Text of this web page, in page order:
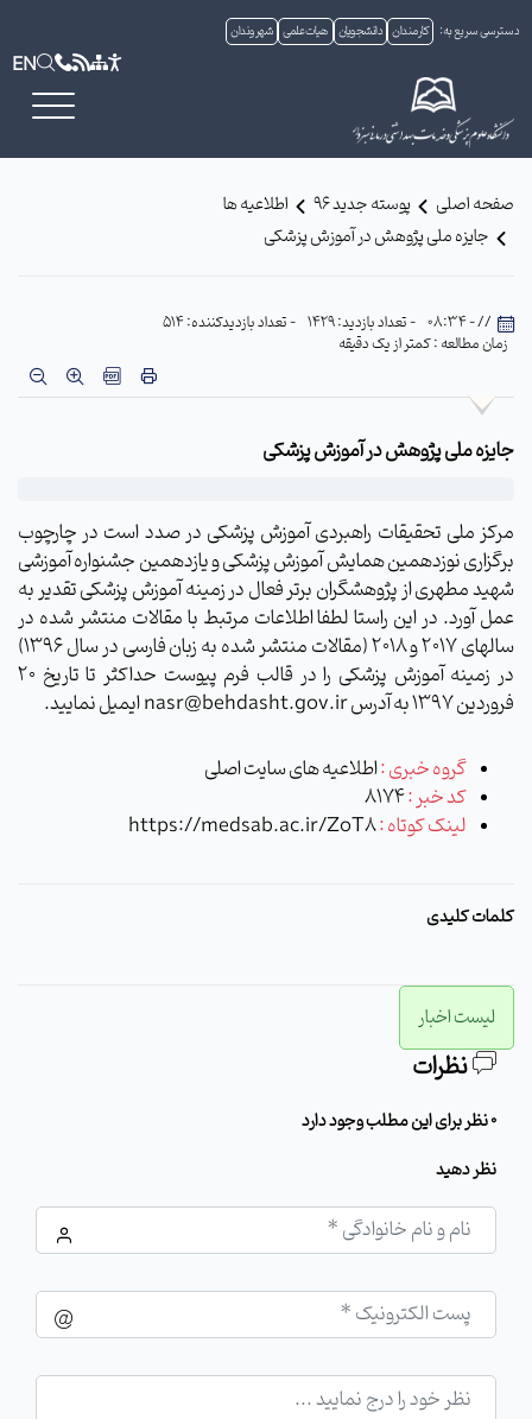
دسترسی سریع به: کارمندان دانشجویان هیات علمی شهروندان
EN
صفحه اصلی پوسته جدید 96
اطلاعیه ها
جایزه ملی پژوهش در آموزش پزشکی
// - 08:34 - تعداد بازدید: 1429
- تعداد بازدیدکننده: 514
زمان مطالعه : کمتر از یک دقیقه
جایزه ملی پژوهش در آموزش پزشکی
مرکز ملی تحقیقات راهبردی آموزش پزشکی در صدد است در چارچوب
برگزاری نوزدهمین همایش آموزش پزشکی و یازدهمین جشنواره آموزشی
شهید مطهری از پژوهشگران برتر فعال در زمینه آموزش پزشکی تقدیر به
عمل آورد. در این راستا لطفا اطلاعات مرتبط با مقالات منتشر شده در
سالهای 2017 و 2018 (مقالات منتشر شده به زبان فارسی در سال 1396)
در زمینه آموزش پزشکی را در قالب فرم پیوست حداکثر تا تاریخ 20
فروردین 1397 به آدرس nasr@behdasht.gov.ir ایمیل نمایید.
گروه خبری :اطلاعیه های سایت اصلی
کد خبر :8174
لینک کوتاه :https://medsab.ac.ir/ZoT8
کلمات کلیدی
لیست اخبار
نظرات
0 نظر برای این مطلب وجود دارد
نظر دهید